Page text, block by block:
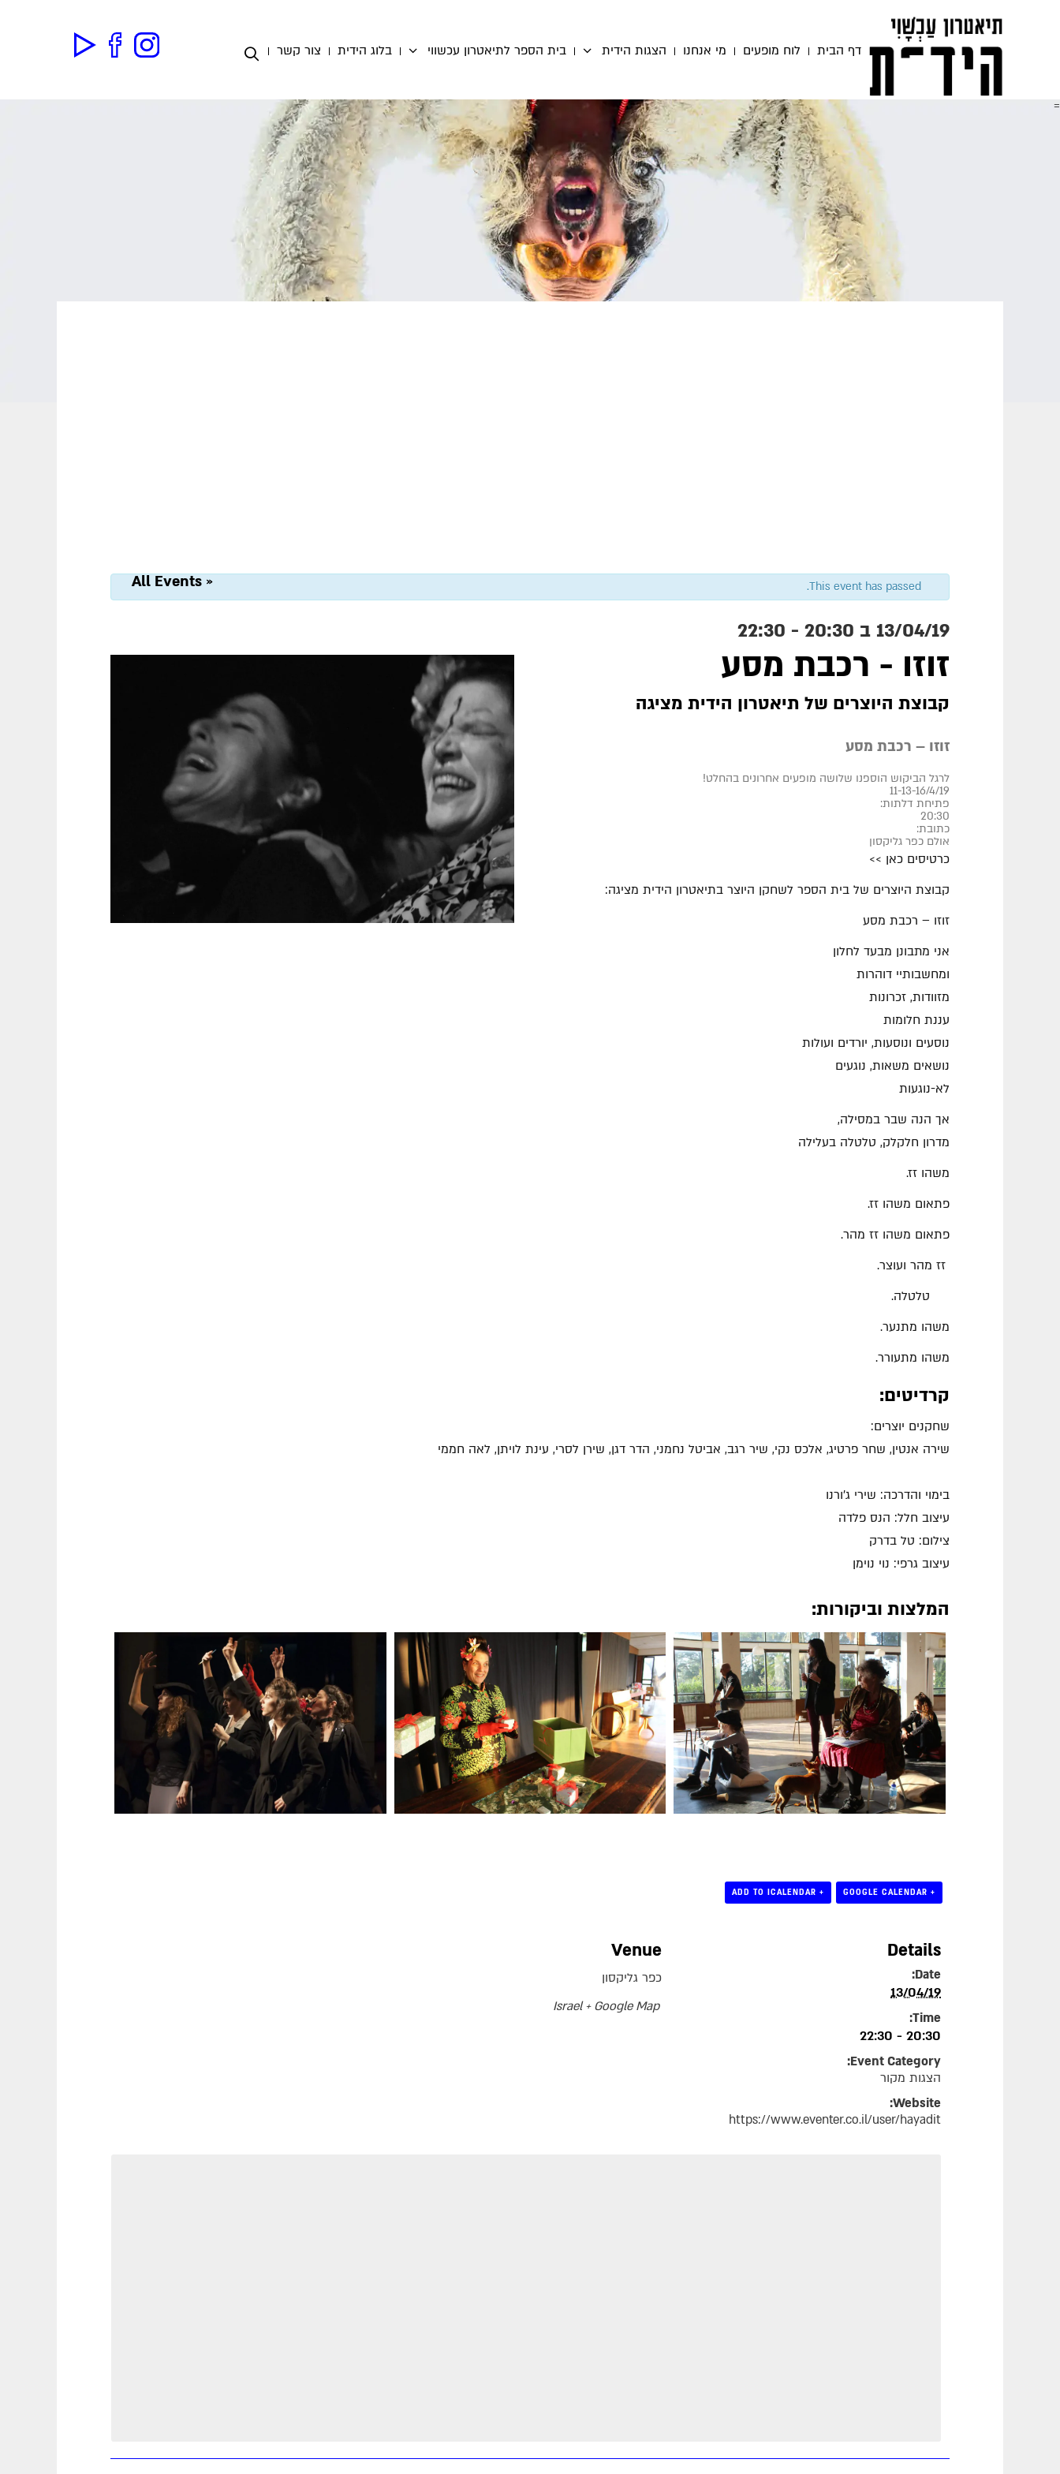
דף הבית לוח מופעים מי אנחנו הצגות הידית בית הספר לתיאטרון עכשווי בלוג הידית צור קשר
=
« All Events This event has passed.
13/04/19 ב 20:30 -
22:30
זוזו - רכבת מסע
קבוצת היוצרים של תיאטרון הידית מציגה
זוזו – רכבת מסע
לרגל הביקוש הוספנו שלושה מופעים אחרונים בהחלט!
11-13-16/4/19
פתיחת דלתות:
20:30
כתובת:
אולם כפר גליקסון
כרטיסים כאן >>
קבוצת היוצרים של בית הספר לשחקן היוצר בתיאטרון הידית מציגה:
זוזו – רכבת מסע
אני מתבונן מבעד לחלון
ומחשבותיי דוהרות
מזוודות, זכרונות
עננת חלומות
נוסעים ונוסעות, יורדים ועולות
נושאים משאות, נוגעים
לא-נוגעות
אך הנה שבר במסילה,
מדרון חלקלק, טלטלה בעלילה
משהו זז.
פתאום משהו זז.
פתאום משהו זז מהר.
זז מהר ועוצר.
טלטלה.
משהו מתנער.
משהו מתעורר.
קרדיטים:
שחקנים יוצרים:
שירה אנטין, שחר פרטיג, אלכס נקי, שיר רגב, אביטל נחמני, הדר דגן, שירן לסרי, עינת לויתן, לאה חממי
בימוי והדרכה: שירי ג'ורנו
עיצוב חלל: הנס פלדה
צילום: טל בדרק
עיצוב גרפי: נוי נוימן
המלצות וביקורות:
+ GOOGLE CALENDAR
+ ADD TO ICALENDAR
Details
Date:
13/04/19
Time:
20:30 - 22:30
Event Category:
הצגות מקור
Website:
https://www.eventer.co.il/user/hayadit
Venue
כפר גליקסון
Israel + Google Map